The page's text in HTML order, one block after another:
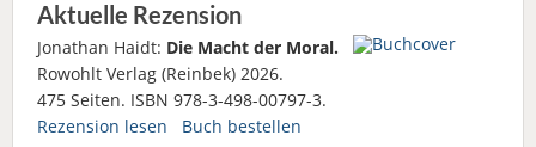
Aktuelle Rezension
Jonathan Haidt: Die Macht der Moral.
Rowohlt Verlag (Reinbek) 2026.
475 Seiten. ISBN 978-3-498-00797-3.
Rezension lesen
Buch bestellen